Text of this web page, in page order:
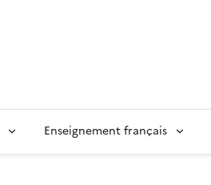
Enseignement français